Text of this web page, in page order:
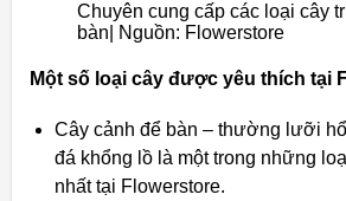
Chuyên cung cấp các loại cây
bàn| Nguồn: Flowerstore
Một số loại cây được yêu thích tại
Cây cảnh để bàn – thường lưỡi hổ
đá khổng lồ là một trong những
nhất tại Flowerstore.